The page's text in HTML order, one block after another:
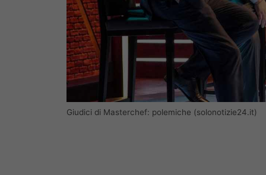
Giudici di Masterchef: polemiche (solonotizie24.it)